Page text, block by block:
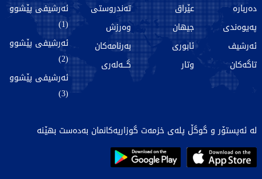
دەربارە
پەیوەندی
ئەرشیف
تاگەکان
عێراق
جیهان
ئابوری
وتار
تەندروستی
وەرزش
بەرنامەکان
گـــەلەری
ئەرشیفی پێشوو
(1)
ئەرشیفی پێشوو
(2)
ئەرشیفی پێشوو
(3)
لە ئەپستۆر و گوگڵ پلەی خزمەت گوزاریەکانمان بەدەست بهێنە